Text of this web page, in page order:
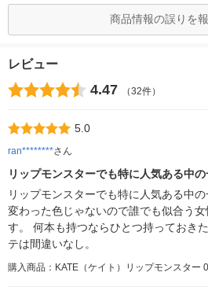
商品情報の誤りを
レビュー
4.47 （32件）
5.0
ran********さん
リップモンスターでも特に人気ある中
リップモンスターでも特に人気ある中
変わった色じゃないので誰でも似合う
す。 何本も持つならひとつ持っておき
テは間違いなし。
購入商品：KATE（ケイト）リップモンスター